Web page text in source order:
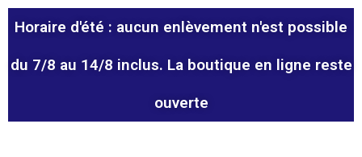
Horaire d'été : aucun enlèvement n'est possible
du 7/8 au 14/8 inclus. La boutique en ligne reste
ouverte